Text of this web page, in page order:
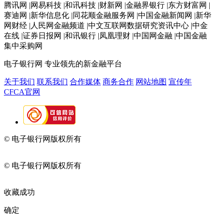
腾讯网 |网易科技 |和讯科技 |财新网 |金融界银行 |东方财富网 |
赛迪网 |新华信息化 |同花顺金融服务网 |中国金融新闻网 |新华
网财经 |人民网金融频道 |中文互联网数据研究资讯中心 |中金
在线 |证券日报网 |和讯银行 |凤凰理财 |中国网金融 |中国金融
集中采购网
电子银行网 专业领先的新金融平台
关于我们 联系我们 合作媒体 商务合作 网站地图 宣传年
CFCA官网
© 电子银行网版权所有
© 电子银行网版权所有
收藏成功
确定